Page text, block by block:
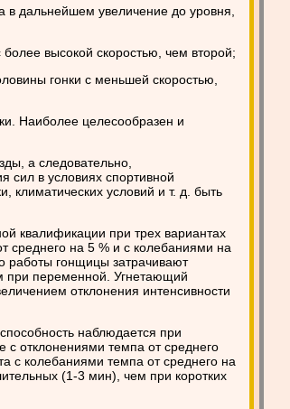
в дальнейшем увеличение до уровня,
высокой скоростью, чем второй;
гонки с меньшей скоростью,
Наиболее целесообразен и
а следовательно,
сил в условиях спортивной
климатических условий и т. д. быть
квалификации при трех вариантах
среднего на 5 % и с колебаниями на
работы гонщицы затрачивают
при переменной. Угнетающий
отклонения интенсивности
наблюдается при
отклонениями темпа от среднего
с колебаниями темпа от среднего на
(1-3 мин), чем при коротких